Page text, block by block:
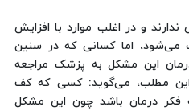
و در اغلب موارد با افزایش
اما کسانی که در سنین
درمان این مشکل به پزشک مراجعه
این مطلب، می‌گوید: کسی که کف
درمان باشد چون این مشکل